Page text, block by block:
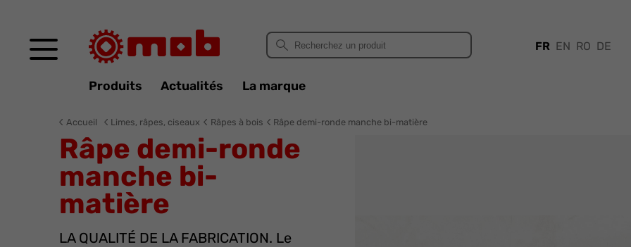
FR EN RO DE
Produits Actualités La marque
Accueil Limes, râpes, ciseaux Râpes à bois Râpe demi-ronde manche bi-matière
Râpe demi-ronde
manche bi-
matière
LA QUALITÉ DE LA FABRICATION. Le